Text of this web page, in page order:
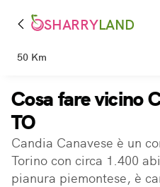
SHARRYLAND
50 Km
Cosa fare vicino
TO
Candia Canavese è un
Torino con circa 1.400
pianura piemontese, è